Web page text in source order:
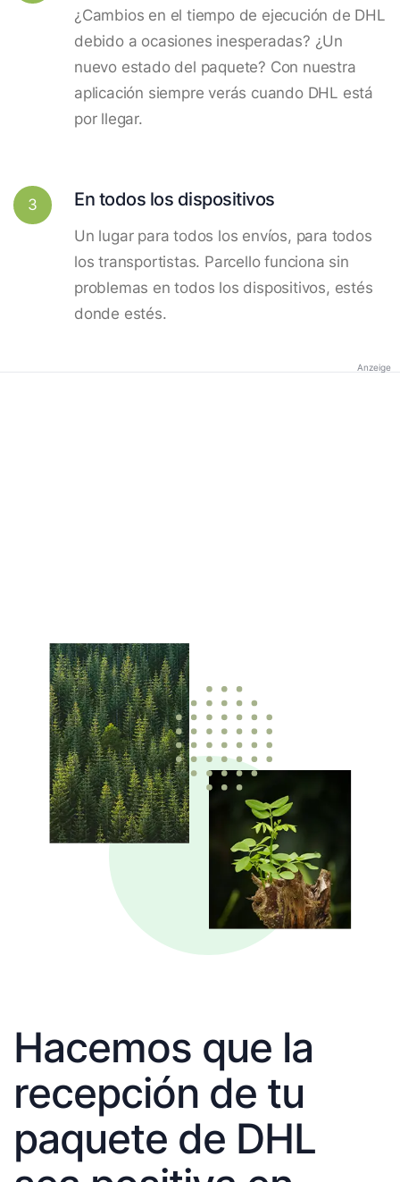
¿Cambios en el tiempo de ejecución de DHL
debido a ocasiones inesperadas? ¿Un
nuevo estado del paquete? Con nuestra
aplicación siempre verás cuando DHL está
por llegar.
3 En todos los dispositivos
Un lugar para todos los envíos, para todos
los transportistas. Parcello funciona sin
problemas en todos los dispositivos, estés
donde estés.
Anzeige
Hacemos que la
recepción de tu
paquete de DHL